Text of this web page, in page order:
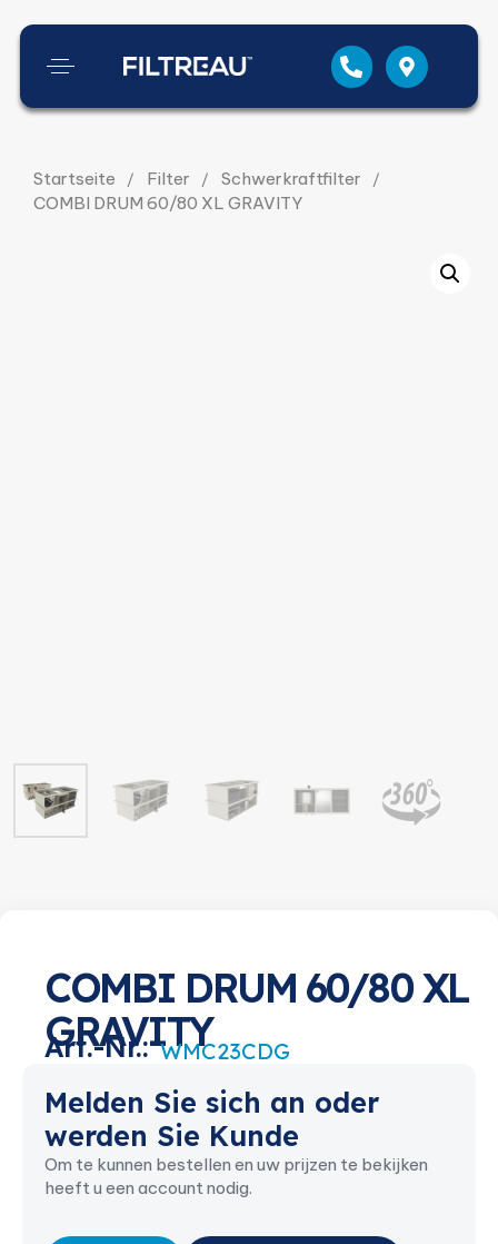
Startseite Filter
Schwerkraftfilter
COMBI DRUM 60/80 XL GRAVITY
COMBI DRUM 60/80 XL
GRAVITY
Art.-Nr.: WMC23CDG
Melden Sie sich an oder
werden Sie Kunde
Om te kunnen bestellen en uw prijzen te bekijken
heeft u een account nodig.